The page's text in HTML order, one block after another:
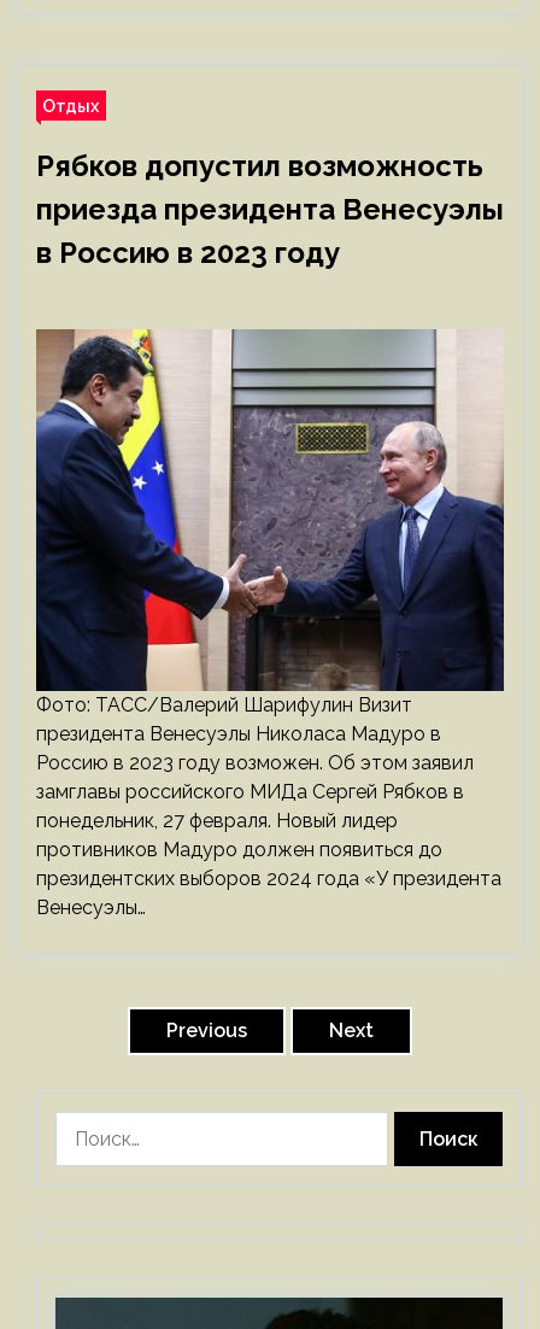
Отдых
Рябков допустил возможность
приезда президента Венесуэлы
в Россию в 2023 году
Фото: ТАСС/Валерий Шарифулин Визит
президента Венесуэлы Николаса Мадуро в
Россию в 2023 году возможен. Об этом заявил
замглавы российского МИДа Сергей Рябков в
понедельник, 27 февраля. Новый лидер
противников Мадуро должен появиться до
президентских выборов 2024 года «У президента
Венесуэлы…
Previous Next